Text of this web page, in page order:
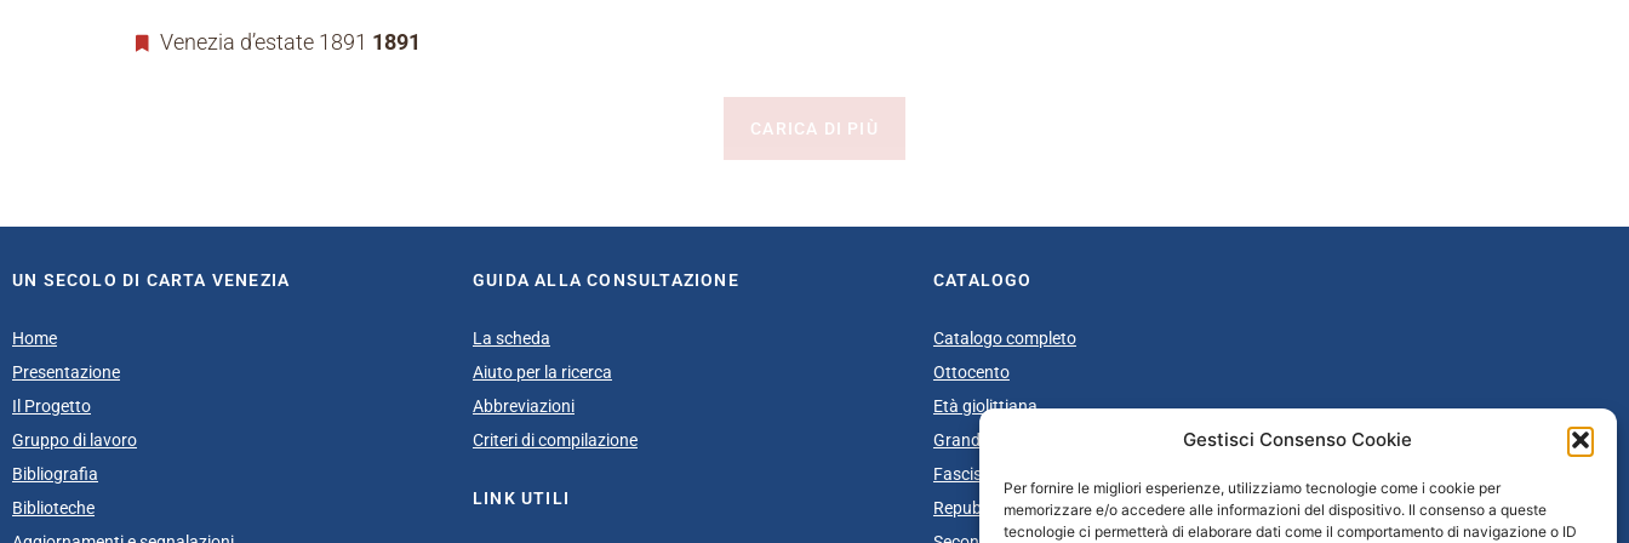
Gestisci Consenso Cookie
Per fornire le migliori esperienze, utilizziamo tecnologie come i cookie per
memorizzare e/o accedere alle informazioni del dispositivo. Il consenso a queste
tecnologie ci permetterà di elaborare dati come il comportamento di navigazione o ID
Venezia d’estate 1891 1891
CARICA DI PIÙ
UN SECOLO DI CARTA VENEZIA
Home
Presentazione
Il Progetto
Gruppo di lavoro
Bibliografia
Biblioteche
GUIDA ALLA CONSULTAZIONE
La scheda
Aiuto per la ricerca
Abbreviazioni
Criteri di compilazione
LINK UTILI
CATALOGO
Catalogo completo
Ottocento
Età giolittiana
Grande Guerra e dopoguerra
Fascismo
Repubblica Sociale Italiana